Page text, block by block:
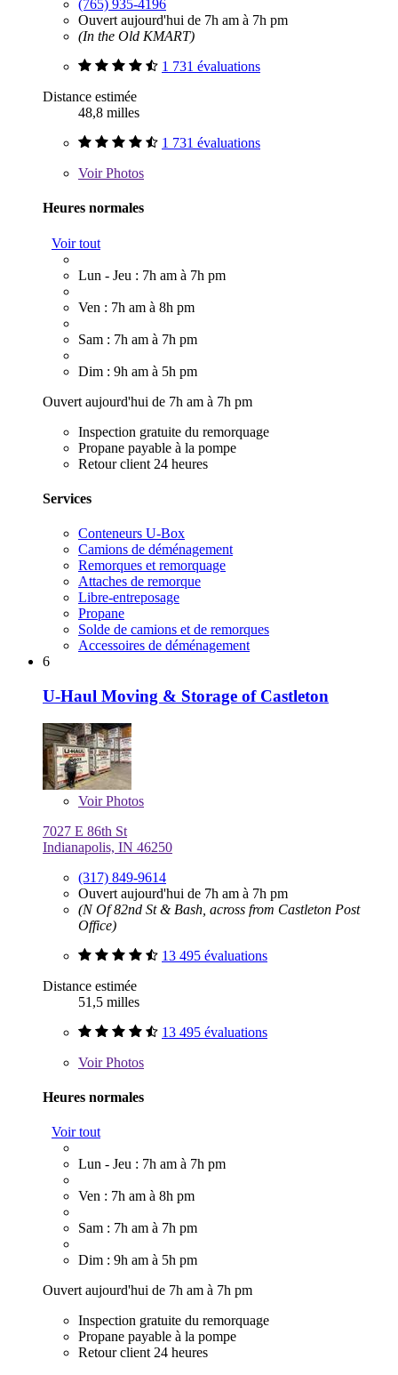
(765) 935-4196
Ouvert aujourd'hui de 7h am à 7h pm
(In the Old KMART)
1 731 évaluations
Distance estimée
48,8 milles
1 731 évaluations
VoirPhotos
Heures normales
Voir tout
Lun - Jeu : 7h am à 7h pm
Ven : 7h am à 8h pm
Sam : 7h am à 7h pm
Dim : 9h am à 5h pm
Ouvert aujourd'hui de 7h am à 7h pm
Inspection gratuite du remorquage
Propane payable à la pompe
Retour client 24 heures
Services
Conteneurs U-Box
Camions de déménagement
Remorques et remorquage
Attaches de remorque
Libre-entreposage
Propane
Solde de camions et de remorques
Accessoires de déménagement
6
U-Haul Moving & Storage of Castleton
VoirPhotos
7027 E 86th St
Indianapolis, IN 46250
(317) 849-9614
Ouvert aujourd'hui de 7h am à 7h pm
(N Of 82nd St & Bash, across from Castleton Post
Office)
13 495 évaluations
Distance estimée
51,5 milles
13 495 évaluations
VoirPhotos
Heures normales
Voir tout
Lun - Jeu : 7h am à 7h pm
Ven : 7h am à 8h pm
Sam : 7h am à 7h pm
Dim : 9h am à 5h pm
Ouvert aujourd'hui de 7h am à 7h pm
Inspection gratuite du remorquage
Propane payable à la pompe
Retour client 24 heures